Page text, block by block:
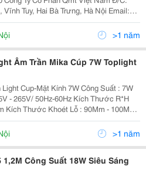
Tuy, Hai Bà Trưng, Hà Nội Email:
Xin Cảm Ơn ! Trang
>1 năm
Âm Trần Mika Cúp 7W Toplight
Mặt Kính 7W Công Suất : 7W
50Hz-60Hz Kích Thước R*H
Độ Màu :
6500K(Trắng)/3200K(Vàng) Vật Liệu : Nhôm Đúc >1 năm
1,2M Công Suất 18W Siêu Sáng